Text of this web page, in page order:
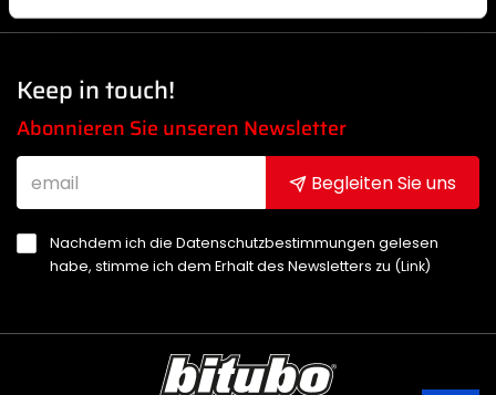
Keep in touch!
Abonnieren Sie unseren Newsletter
Begleiten Sie uns
Nachdem ich die Datenschutzbestimmungen gelesen
habe, stimme ich dem Erhalt des Newsletters zu (Link)